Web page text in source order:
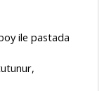
ile pastada